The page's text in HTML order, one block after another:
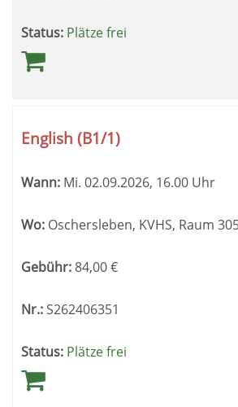
Status: Plätze frei
English (B1/1)
Wann: Mi. 02.09.2026, 16.00 Uhr
Wo: Oschersleben, KVHS, Raum
Gebühr:84,00€
Nr.:S262406351
Status: Plätze frei